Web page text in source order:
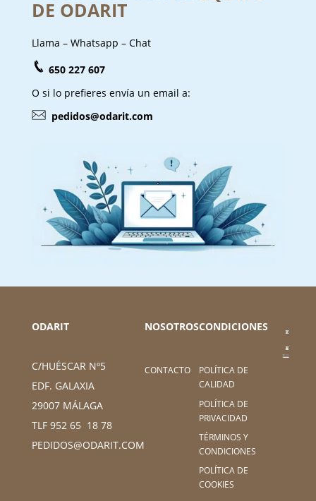
DE ODARIT
Llama – Whatsapp – Chat
650 227 607
O si lo prefieres envía un email a:
pedidos@odarit.com
ODARIT
C/HUÉSCAR Nº5
EDF. GALAXIA
29007 MÁLAGA
TLF 952 65 18 78
PEDIDOS@ODARIT.COM
NOSOTROS
CONTACTO
CONDICIONES
POLÍTICA DE
CALIDAD
POLÍTICA DE
PRIVACIDAD
TÉRMINOS Y
CONDICIONES
POLÍTICA DE
COOKIES